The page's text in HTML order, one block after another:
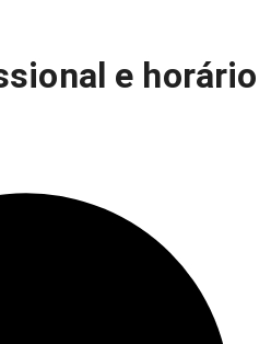
e horário